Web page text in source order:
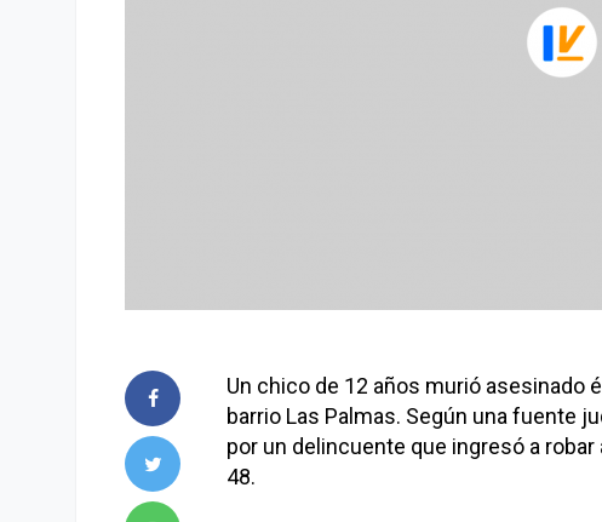
Un chico de 12 años murió asesinado
barrio Las Palmas. Según una fuente
por un delincuente que ingresó a
48.